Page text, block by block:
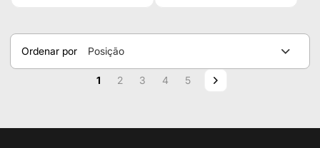
Ordenar por
Posição
Página
Você esta lendo a pagina
1 Página
2 Página
3 Página
4 Página
5 Página
Próximo